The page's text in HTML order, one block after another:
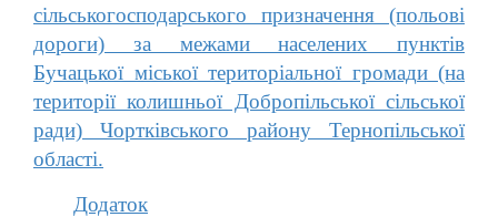
сільськогосподарського призначення (польові
дороги) за межами населених пунктів
Бучацької міської територіальної громади (на
території колишньої Добропільської сільської
ради) Чортківського району Тернопільської
області.
Додаток